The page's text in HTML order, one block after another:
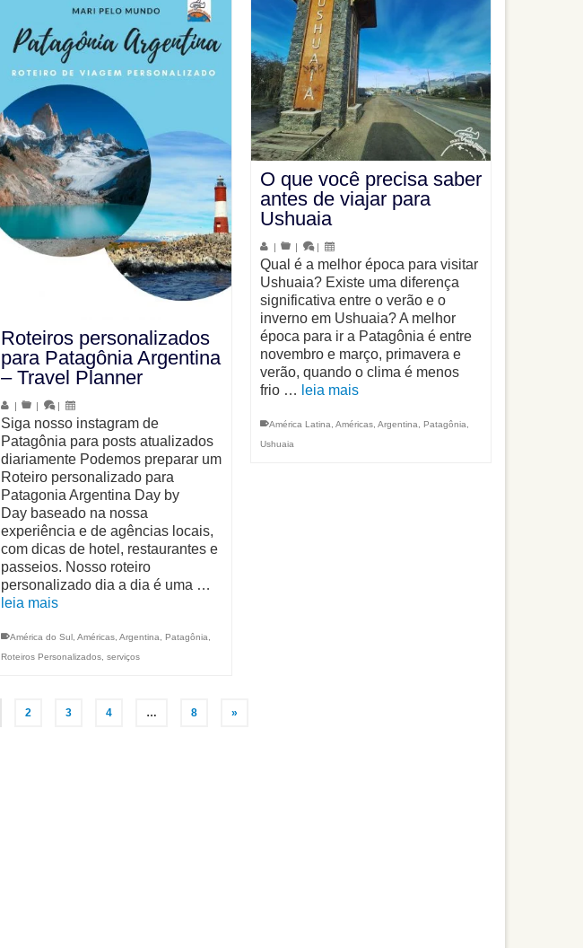
Roteiros personalizados
para Patagônia Argentina
– Travel Planner
| | |
Siga nosso instagram de
Patagônia para posts atualizados
diariamente Podemos preparar um
Roteiro personalizado para
Patagonia Argentina Day by
Day baseado na nossa
experiência e de agências locais,
com dicas de hotel, restaurantes e
passeios. Nosso roteiro
personalizado dia a dia é uma …
leia mais
América do Sul, Américas, Argentina Patagônia
Roteiros Personalizados, serviços
O que você precisa saber
antes de viajar para
Ushuaia
| | |
Qual é a melhor época para visitar
Ushuaia? Existe uma diferença
significativa entre o verão e o
inverno em Ushuaia? A melhor
época para ir a Patagônia é entre
novembro e março, primavera e
verão, quando o clima é menos
frio … leia mais
América Latina Américas, Argentina Patagônia
Ushuaia
2 3 4 … 8 »